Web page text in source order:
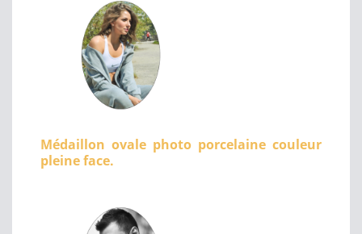
Médaillon ovale photo porcelaine couleur
pleine face.